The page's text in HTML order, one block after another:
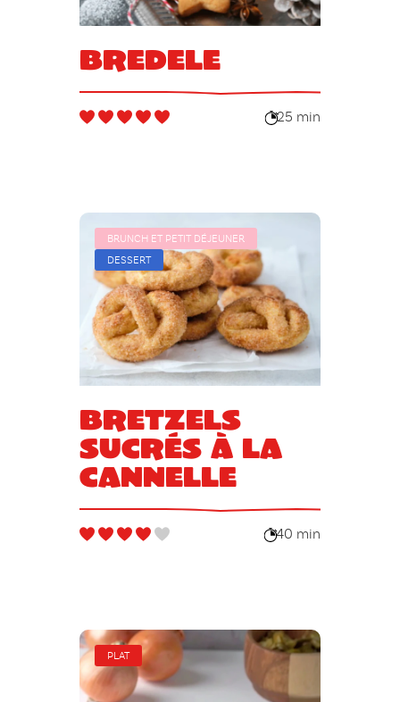
Bredele
25 min
BRUNCH ET PETIT DÉJEUNER
DESSERT
Bretzels
sucrés à la
cannelle
40 min
PLAT